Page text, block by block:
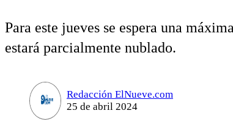
Para este jueves se espera una
estará parcialmente nublado.
Redacción ElNueve.com
25 de abril 2024